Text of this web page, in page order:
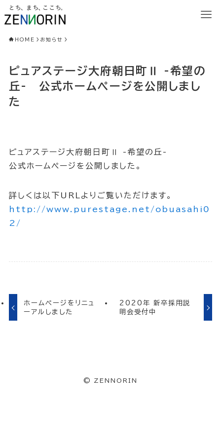
HOME お知らせ
ピュアステージ大府朝日町Ⅱ -希望の
丘- 公式ホームページを公開しまし
た
ピュアステージ大府朝日町Ⅱ -希望の丘-
公式ホームページを公開しました。
詳しくは以下URLよりご覧いただけます。
http://www.purestage.net/obuasahi0
2/
ホームページをリニュ
ーアルしました
2020年 新卒採用説
明会受付中
© ZENNORIN